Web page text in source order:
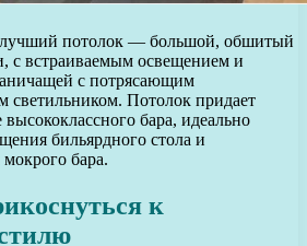
потолок — большой, обшитый
с встраиваемым освещением и
с потрясающим
Потолок придает
бара, идеально
бильярдного стола и
бара.
к